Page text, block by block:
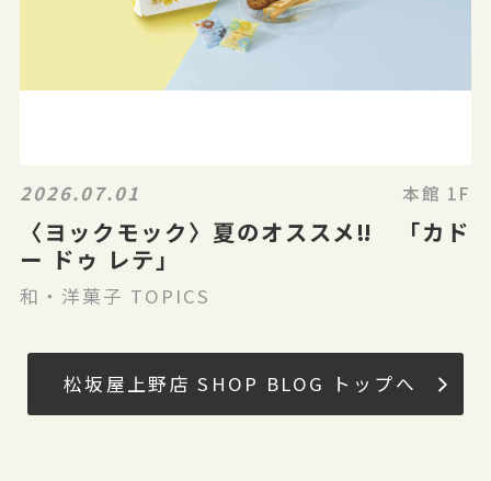
2026.07.01 本館 1F
〈ヨックモック〉夏のオススメ‼ 「カド
ー ドゥ レテ」
和・洋菓子 TOPICS
松坂屋上野店 SHOP BLOG トップへ